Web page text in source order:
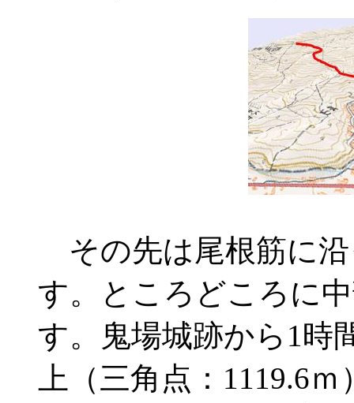
その先は尾根筋に
す。ところどころに
す。鬼場城跡から1時
上（三角点：1119.6